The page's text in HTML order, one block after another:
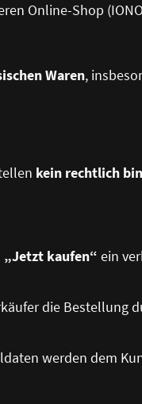
Online-Shop
Waren,
kein rechtlich
„Jetzt kaufen“ ein
die Bestellung
werden dem